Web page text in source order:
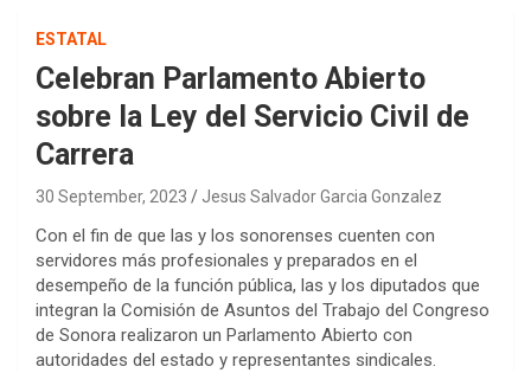
ESTATAL
Celebran Parlamento Abierto
sobre la Ley del Servicio Civil de
Carrera
30 September, 2023 Jesus Salvador Garcia Gonzalez
Con el fin de que las y los sonorenses cuenten con
servidores más profesionales y preparados en el
desempeño de la función pública, las y los diputados que
integran la Comisión de Asuntos del Trabajo del Congreso
de Sonora realizaron un Parlamento Abierto con
autoridades del estado y representantes sindicales.